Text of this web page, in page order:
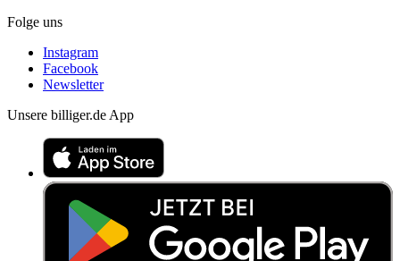
Folge uns
Instagram
Facebook
Newsletter
Unsere billiger.de App